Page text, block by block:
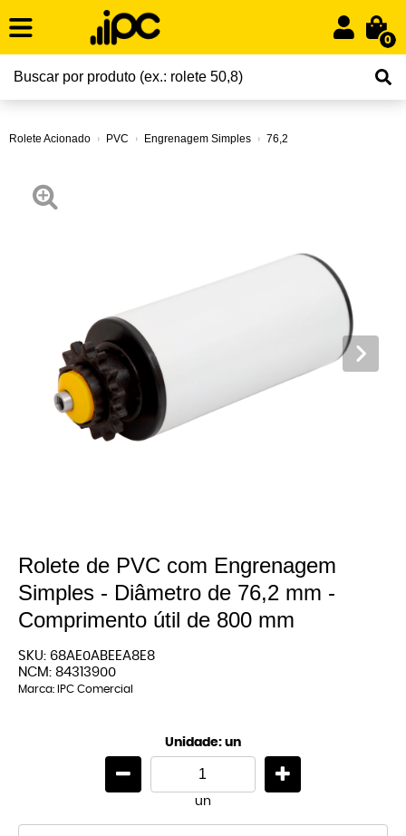
0
Rolete Acionado PVC Engrenagem Simples 76,2
Rolete de PVC com Engrenagem
Simples - Diâmetro de 76,2 mm -
Comprimento útil de 800 mm
SKU: 68AE0ABEEA8E8
NCM: 84313900
Marca: IPC Comercial
Unidade: un
un